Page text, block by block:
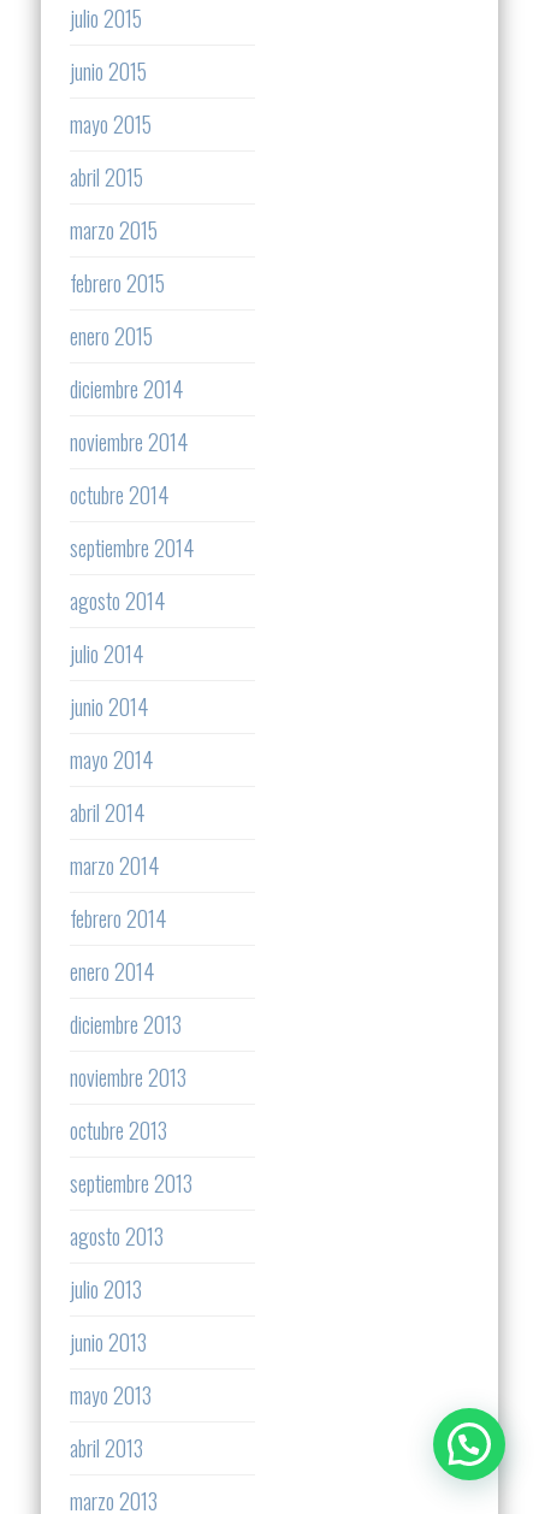
julio 2015
junio 2015
mayo 2015
abril 2015
marzo 2015
febrero 2015
enero 2015
diciembre 2014
noviembre 2014
octubre 2014
septiembre 2014
agosto 2014
julio 2014
junio 2014
mayo 2014
abril 2014
marzo 2014
febrero 2014
enero 2014
diciembre 2013
noviembre 2013
octubre 2013
septiembre 2013
agosto 2013
julio 2013
junio 2013
mayo 2013
abril 2013
marzo 2013